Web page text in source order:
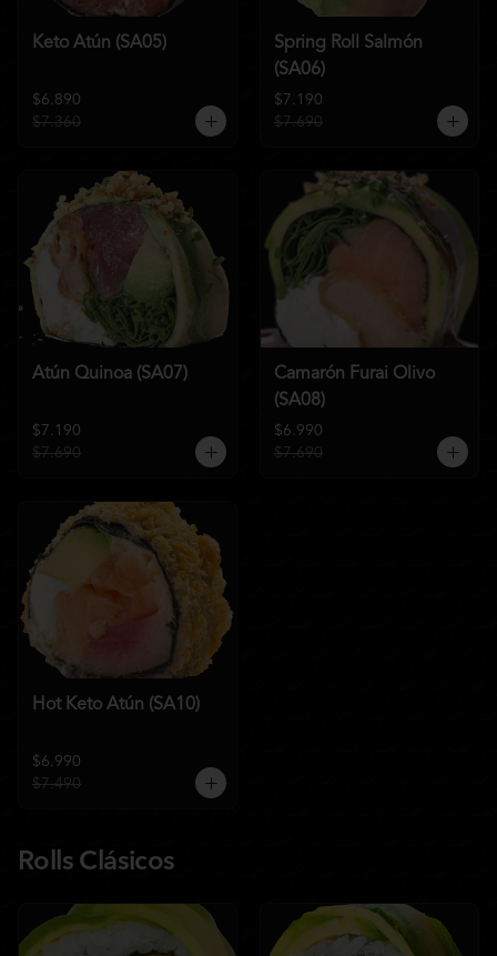
Keto Atún (SA05)
$6.890
$7.360
Spring Roll Salmón
(SA06)
$7.190
$7.690
Atún Quinoa (SA07)
$7.190
$7.690
Camarón Furai Olivo
(SA08)
$6.990
$7.690
Hot Keto Atún (SA10)
$6.990
$7.490
Rolls Clásicos